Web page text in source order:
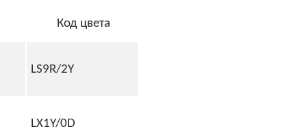
Код цвета
LS9R/2Y
LX1Y/0D